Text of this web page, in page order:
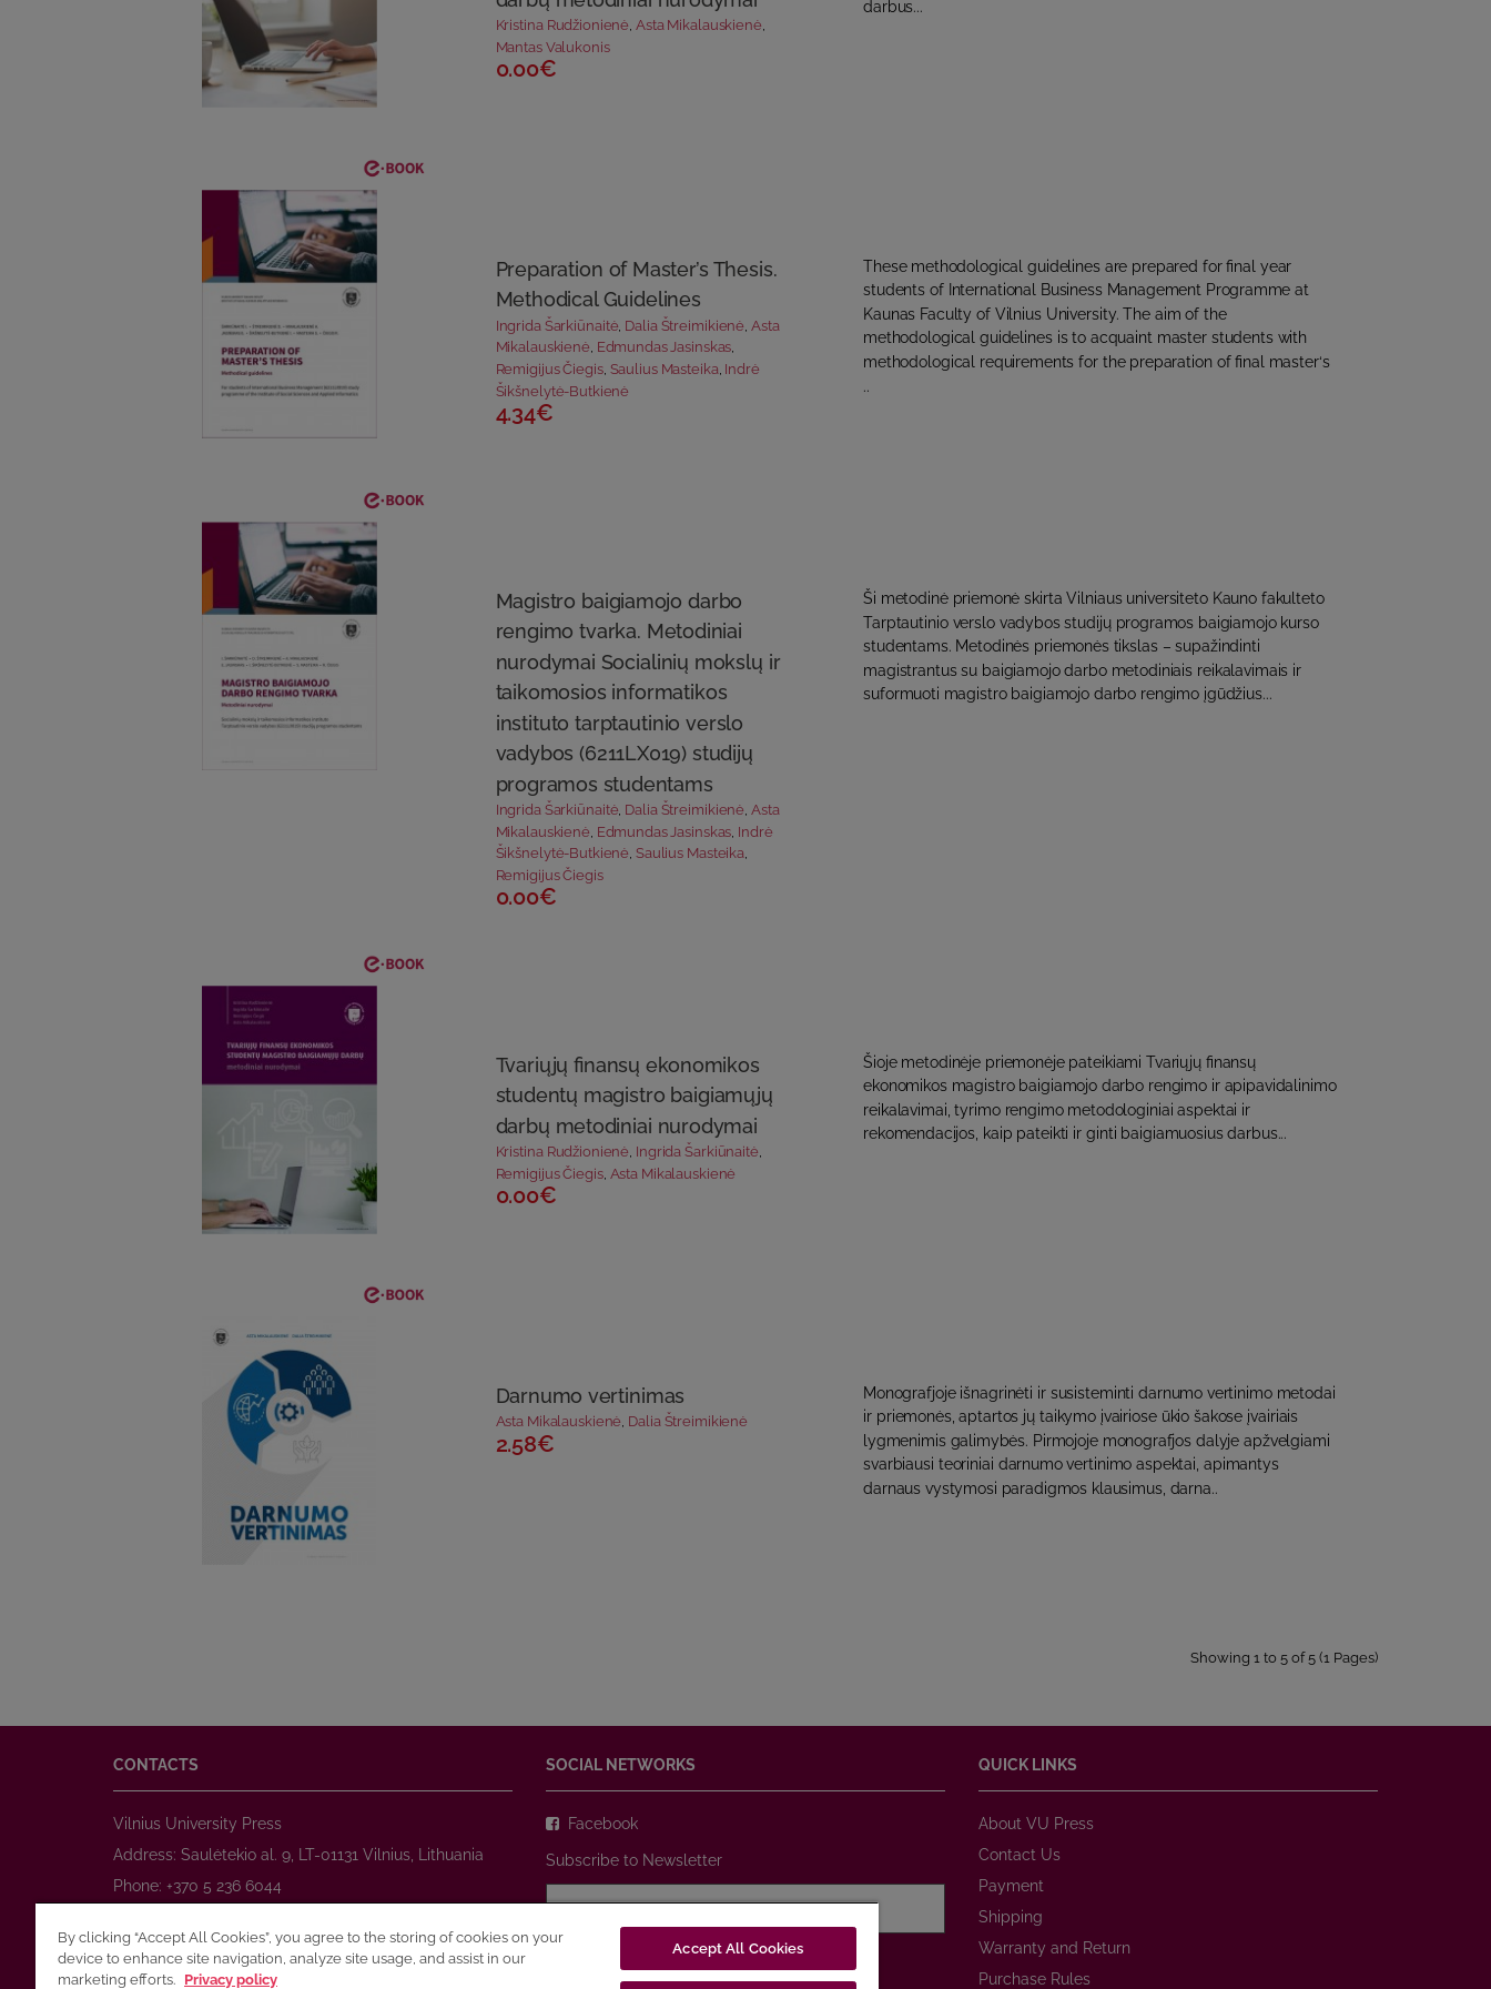
Kristina Rudžionienė,Asta Mikalauskienė,
Mantas Valukonis
0.00€
darbus...
Preparation of Master’s Thesis.
Methodical Guidelines
Ingrida Šarkiūnaitė Dalia Štreimikienė Asta
Mikalauskienė, Edmundas Jasinskas,
Remigijus Čiegis, Saulius Masteika Indrė
Šikšnelytė-Butkienė
4.34€
These methodological guidelines are prepared for final year
students of International Business Management Programme at
Kaunas Faculty of Vilnius University. The aim of the
methodological guidelines is to acquaint master students with
methodological requirements for the preparation of final master‘s
..
Magistro baigiamojo darbo
rengimo tvarka. Metodiniai
nurodymai Socialinių mokslų ir
taikomosios informatikos
instituto tarptautinio verslo
vadybos (6211LX019) studijų
programos studentams
Ingrida Šarkiūnaitė, Dalia Štreimikienė, Asta
Mikalauskienė Edmundas Jasinskas Indrė
Šikšnelytė-Butkienė,Saulius Masteika,
Remigijus Čiegis
0.00€
Ši metodinė priemonė skirta Vilniaus universiteto Kauno fakulteto
Tarptautinio verslo vadybos studijų programos baigiamojo kurso
studentams. Metodinės priemonės tikslas – supažindinti
magistrantus su baigiamojo darbo metodiniais reikalavimais ir
suformuoti magistro baigiamojo darbo rengimo įgūdžius...
Tvariųjų finansų ekonomikos
studentų magistro baigiamųjų
darbų metodiniai nurodymai
Kristina Rudžionienė, Ingrida Šarkiūnaitė,
Remigijus Čiegis, Asta Mikalauskienė
0.00€
Šioje metodinėje priemonėje pateikiami Tvariųjų finansų
ekonomikos magistro baigiamojo darbo rengimo ir apipavidalinimo
reikalavimai, tyrimo rengimo metodologiniai aspektai ir
rekomendacijos, kaip pateikti ir ginti baigiamuosius darbus...
Darnumo vertinimas
Asta Mikalauskienė, Dalia Štreimikienė
2.58€
Monografjoje išnagrinėti ir susisteminti darnumo vertinimo metodai
ir priemonės, aptartos jų taikymo įvairiose ūkio šakose įvairiais
lygmenimis galimybės. Pirmojoje monografjos dalyje apžvelgiami
svarbiausi teoriniai darnumo vertinimo aspektai, apimantys
darnaus vystymosi paradigmos klausimus, darna..
Showing 1 to 5 of 5 (1 Pages)
CONTACTS
Vilnius University Press
Address: Saulėtekio al. 9, LT-01131 Vilnius, Lithuania
Phone: +370 5 236 6044
E-mail:prekyba@leidykla.vu.lt
www.journals.vu.lt
SOCIAL NETWORKS
Facebook
Subscribe to Newsletter
Privacy Policy
QUICK LINKS
About VU Press
Contact Us
Payment
Shipping
Warranty and Return
Purchase Rules
By clicking “Accept All Cookies”, you agree to the storing of cookies on your
device to enhance site navigation, analyze site usage, and assist in our
marketing efforts. Privacy policy
Accept All Cookies